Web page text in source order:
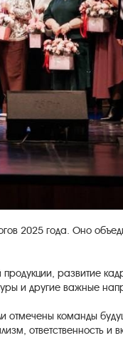
2025 года. Оно
развитие
и другие важные
отмечены команды
ответственность и